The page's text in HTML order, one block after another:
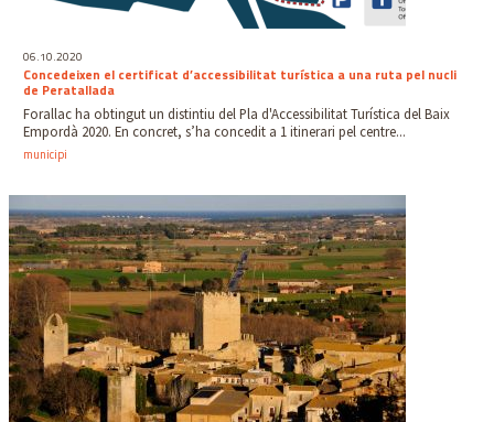
06.10.2020
Concedeixen el certificat d’accessibilitat turística a una ruta pel nucli
de Peratallada
Forallac ha obtingut un distintiu del Pla d'Accessibilitat Turística del Baix
Empordà 2020. En concret, s’ha concedit a 1 itinerari pel centre...
municipi